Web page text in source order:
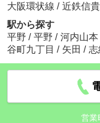
大阪環状線 / 近鉄信
駅から探す
平野 / 平野 / 河内山本
谷町九丁目 / 矢田 / 志
営業